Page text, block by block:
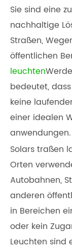
Sie sind eine
nachhaltige
Straßen,
öffentlichen
leuchten
bedeutet,
keine
einer idealen
anwendungen.
Solars traßen
Orten
Autobahnen,
anderen
in Bereichen
oder kein
Leuchten sind